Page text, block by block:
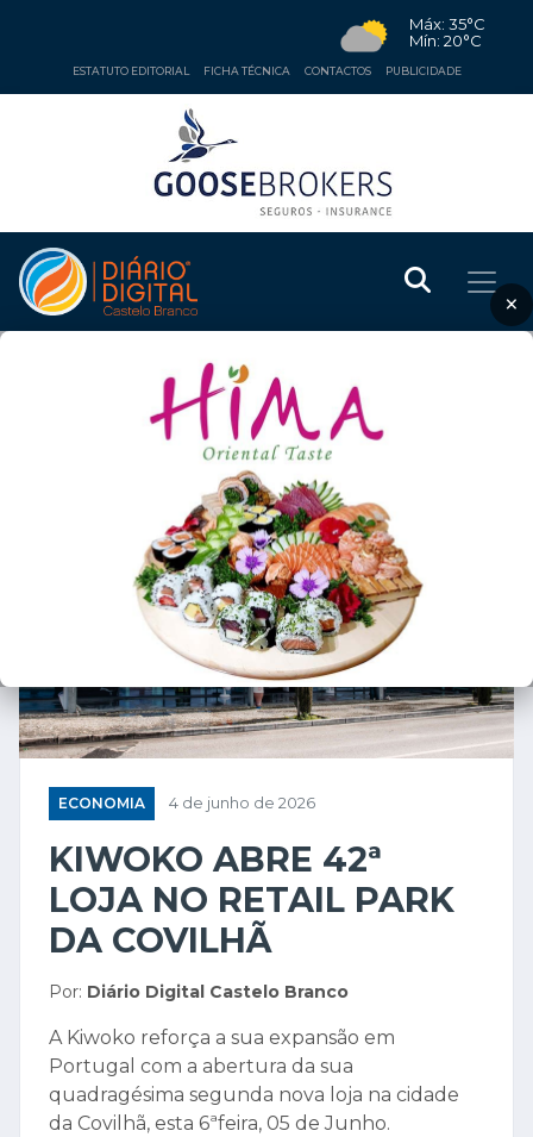
Máx: 35°C
Mín: 20°C
ESTATUTO EDITORIAL FICHA TÉCNICA CONTACTOS PUBLICIDADE
×
ECONOMIA 4 de junho de 2026
KIWOKO ABRE 42ª
LOJA NO RETAIL PARK
DA COVILHÃ
Por: Diário Digital Castelo Branco
A Kiwoko reforça a sua expansão em
Portugal com a abertura da sua
quadragésima segunda nova loja na cidade
da Covilhã, esta 6ªfeira, 05 de Junho.